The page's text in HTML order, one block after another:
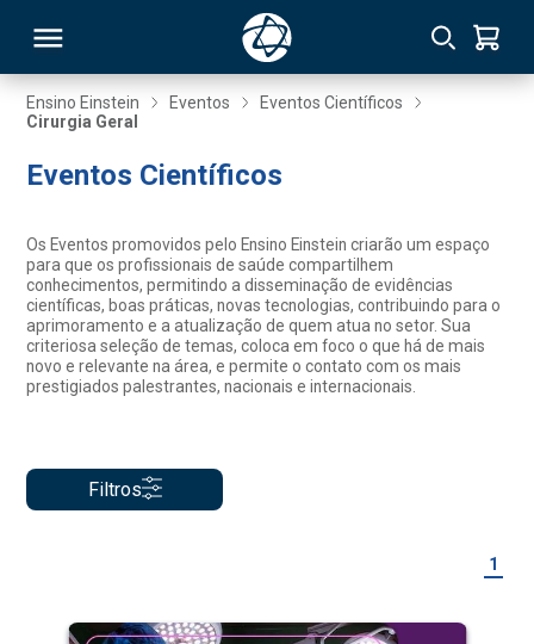
Ensino Einstein Eventos
Eventos Científicos
Cirurgia Geral
Eventos Científicos
Os Eventos promovidos pelo Ensino Einstein criarão um espaço
para que os profissionais de saúde compartilhem
conhecimentos, permitindo a disseminação de evidências
científicas, boas práticas, novas tecnologias, contribuindo para o
aprimoramento e a atualização de quem atua no setor. Sua
criteriosa seleção de temas, coloca em foco o que há de mais
novo e relevante na área, e permite o contato com os mais
prestigiados palestrantes, nacionais e internacionais.
Filtros
1